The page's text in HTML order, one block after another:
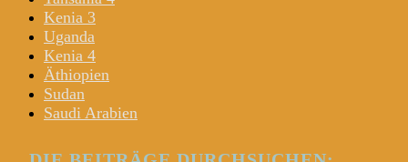
Kenia 3
Uganda
Kenia 4
Äthiopien
Sudan
Saudi Arabien